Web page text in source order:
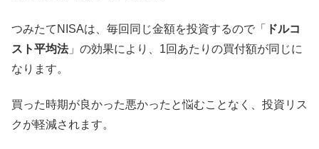
つみたてNISAは、毎回同じ金額を投資するので「
ドルコ
スト平均法」の効果により、1回あたりの買付額が同じに
なります。
買った時期が良かった悪かったと悩むことなく、投資リス
クが軽減されます。